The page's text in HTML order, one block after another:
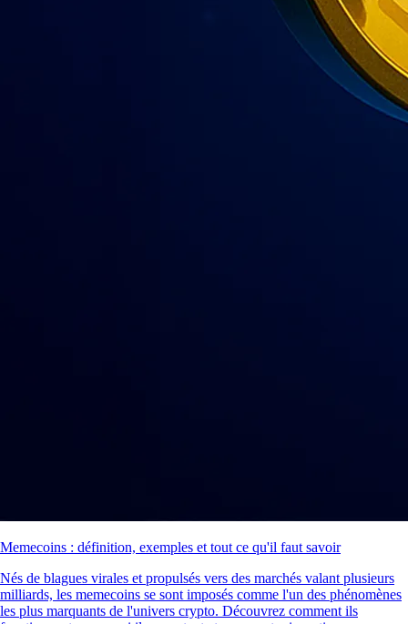
Memecoins : définition, exemples et tout ce qu'il faut savoir
Nés de blagues virales et propulsés vers des marchés valant plusieurs
milliards, les memecoins se sont imposés comme l'un des phénomènes
les plus marquants de l'univers crypto. Découvrez comment ils